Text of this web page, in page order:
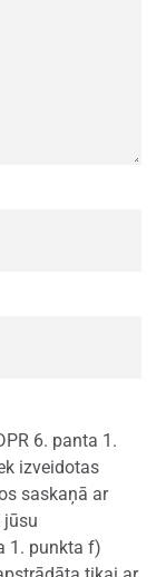
6. panta 1.
izveidotas
saskaņā ar
1. punkta f)